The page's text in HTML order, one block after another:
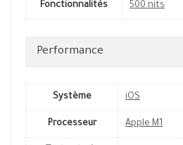
Fonctionnalités 500 nits
Performance
Système iOS
Processeur Apple M1